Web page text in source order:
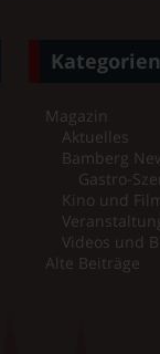
Kategorien
Magazin
Aktuelles
Bamberg
Gastro-
Kino und
Videos und
Alte Beiträge